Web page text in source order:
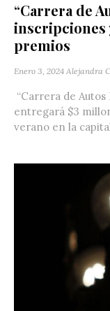
“Carrera de
inscripciones
premios
Enero 3, 2024 Alejandra
“Carrera de
entregará $3
verano en la